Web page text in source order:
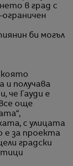
в град с
би могъл
която
и получава
че Гауди е
още
с улицата
е за проекта
градски